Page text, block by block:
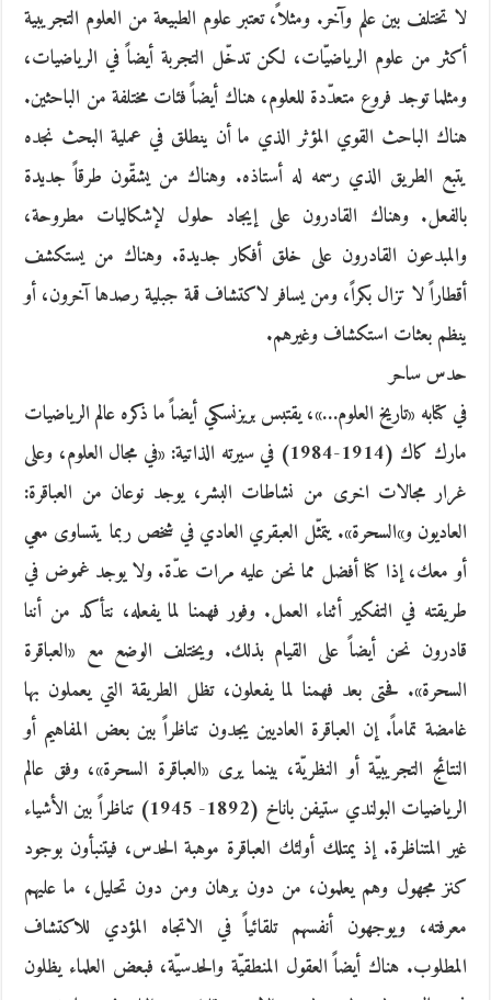
لا تختلف بين علم وآخر. ومثلاً، تعتبر علوم الطبيعة من العلوم التجريبية
أكثر من علوم الرياضيّات، لكن تدخّل التجربة أيضاً في الرياضيات،
ومثلما توجد فروع متعدّدة للعلوم، هناك أيضاً فئات مختلفة من الباحثين.
هناك الباحث القوي المؤثر الذي ما أن ينطلق في عملية البحث نجده
يتبع الطريق الذي رسمه له أستاذه. وهناك من يشقّون طرقاً جديدة
بالفعل. وهناك القادرون على إيجاد حلول لإشكاليات مطروحة،
والمبدعون القادرون على خلق أفكار جديدة. وهناك من يستكشف
أقطاراً لا تزال بكراً، ومن يسافر لاكتشاف قمة جبلية رصدها آخرون، أو
ينظم بعثات استكشاف وغيرهم.
حدس ساحر
في كتابه «تاريخ العلوم…»، يقتبس بريزنسكي أيضاً ما ذكره عالم الرياضيات
مارك كاك (1914-1984) في سيرته الذاتية: «في مجال العلوم، وعلى
غرار مجالات اخرى من نشاطات البشر، يوجد نوعان من العباقرة:
العاديون و»السحرة». يتمثّل العبقري العادي في شخص ربما يتساوى معي
أو معك، إذا كنا أفضل مما نحن عليه مرات عدّة. ولا يوجد غموض في
طريقته في التفكير أثناء العمل. وفور فهمنا لما يفعله، نتأكد من أننا
قادرون نحن أيضاً على القيام بذلك. ويختلف الوضع مع «العباقرة
السحرة». فحتى بعد فهمنا لما يفعلون، تظل الطريقة التي يعملون بها
غامضة تماماً. إن العباقرة العاديين يجدون تناظراً بين بعض المفاهيم أو
النتائج التجريبيّة أو النظريّة، بينما يرى «العباقرة السحرة»، وفق عالم
الرياضيات البولندي ستيفن باناخ (1892- 1945) تناظراً بين الأشياء
غير المتناظرة. إذ يمتلك أولئك العباقرة موهبة الحدس، فيتنبأون بوجود
كنز مجهول وهم يعلمون، من دون برهان ومن دون تحليل، ما عليهم
معرفته، ويوجهون أنفسهم تلقائياً في الاتجاه المؤدي للاكتشاف
المطلوب. هناك أيضاً العقول المنطقيّة والحدسيّة، فبعض العلماء يظلون